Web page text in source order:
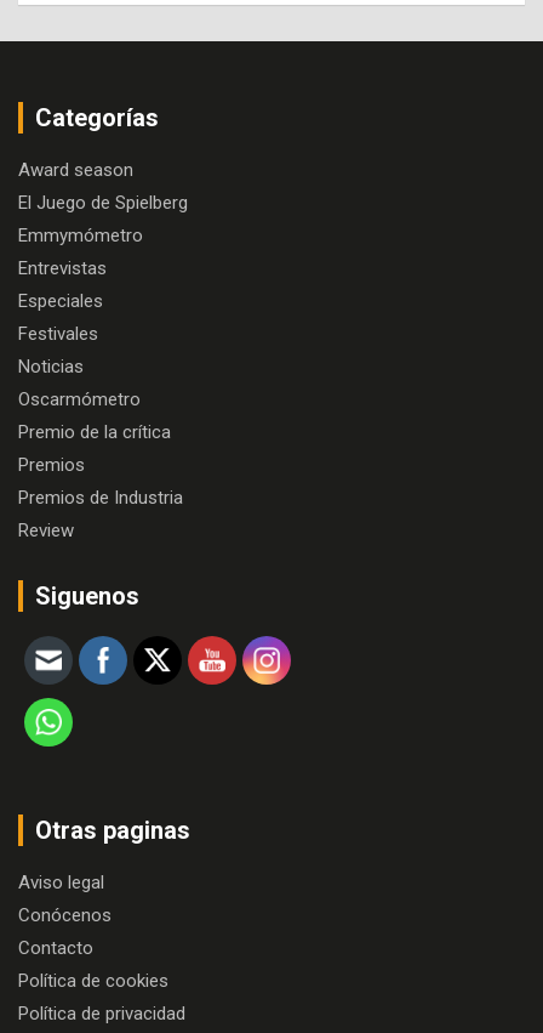
Categorías
Award season
El Juego de Spielberg
Emmymómetro
Entrevistas
Especiales
Festivales
Noticias
Oscarmómetro
Premio de la crítica
Premios
Premios de Industria
Review
Siguenos
Otras paginas
Aviso legal
Conócenos
Contacto
Política de cookies
Política de privacidad